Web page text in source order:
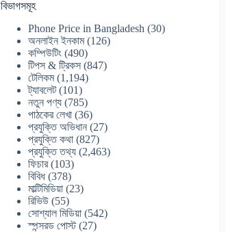
বিভাগসমূহ
Phone Price in Bangladesh (30)
অনলাইন ইনকাম(126)
কম্পিউটিং (490)
টিপস & ট্রিকস (847)
টেলিকম(1,194)
ট্যাবলেট(101)
নতুন পণ্য (785)
পাঠকের লেখা (36)
প্রযুক্তি অভিধান (27)
প্রযুক্তি কথা (827)
প্রযুক্তি তথ্য (2,463)
ফিচার(103)
বিবিধ(378)
মাল্টিমিডিয়া (23)
রিভিউ (55)
সোশ্যাল মিডিয়া (542)
স্পন্সরড পোস্ট(27)